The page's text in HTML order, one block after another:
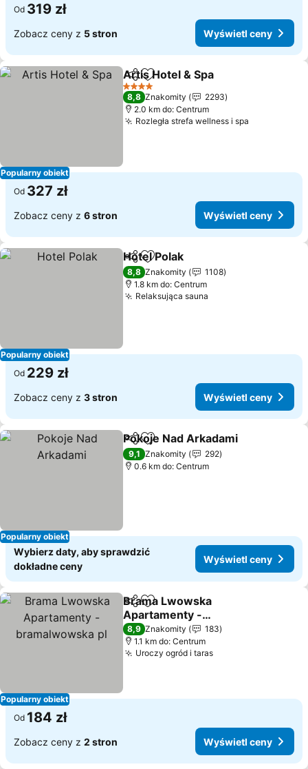
Od 319 zł
Zobacz ceny z 5 stron Wyświetl ceny
Popularny obiekt
Udostępnij
Dodaj do ulubionych
Artis Hotel & Spa
4 Kategoria
8,8 Znakomity
2293
2.0 km do: Centrum
Rozległa strefa wellness i spa
Od 327 zł
Zobacz ceny z 6 stron Wyświetl ceny
Popularny obiekt
Udostępnij
Dodaj do ulubionych
Hotel Polak
8,8 Znakomity
1108
1.8 km do: Centrum
Relaksująca sauna
Od 229 zł
Zobacz ceny z 3 stron Wyświetl ceny
Popularny obiekt
Udostępnij
Dodaj do ulubionych
Pokoje Nad Arkadami
9,1 Znakomity
292
0.6 km do: Centrum
Wybierz daty, aby sprawdzić
dokładne ceny
Wyświetl ceny
Popularny obiekt
Udostępnij
Dodaj do ulubionych
Brama Lwowska
Apartamenty -
bramalwowska pl
8,9 Znakomity
183
1.1 km do: Centrum
Uroczy ogród i taras
Od 184 zł
Zobacz ceny z 2 stron Wyświetl ceny